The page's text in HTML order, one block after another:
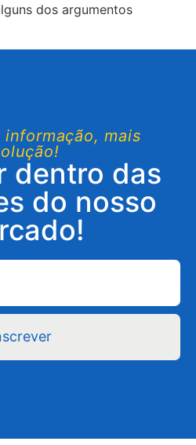
dos argumentos
informação, mais
dentro das
do nosso